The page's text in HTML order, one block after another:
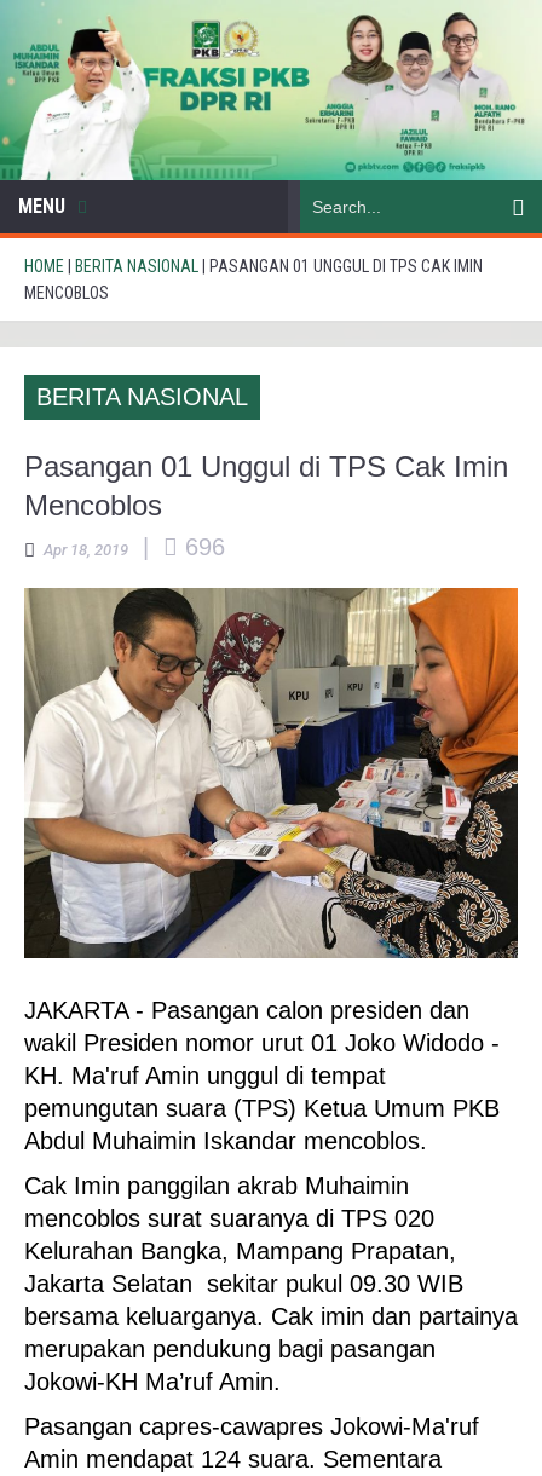
MENU
HOME BERITA NASIONAL
PASANGAN 01 UNGGUL DI TPS CAK IMIN
MENCOBLOS
BERITA NASIONAL
Pasangan 01 Unggul di TPS Cak Imin
Mencoblos
Apr 18, 2019 696
JAKARTA - Pasangan calon presiden dan
wakil Presiden nomor urut 01 Joko Widodo -
KH. Ma'ruf Amin unggul di tempat
pemungutan suara (TPS) Ketua Umum PKB
Abdul Muhaimin Iskandar mencoblos.
Cak Imin panggilan akrab Muhaimin
mencoblos surat suaranya di TPS 020
Kelurahan Bangka, Mampang Prapatan,
Jakarta Selatan sekitar pukul 09.30 WIB
bersama keluarganya. Cak imin dan partainya
merupakan pendukung bagi pasangan
Jokowi-KH Ma’ruf Amin.
Pasangan capres-cawapres Jokowi-Ma'ruf
Amin mendapat 124 suara. Sementara